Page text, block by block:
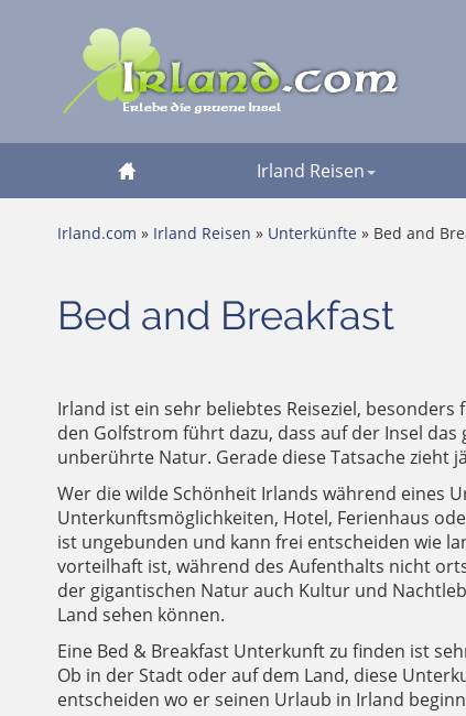
Irland Reisen
Irland.com » Irland Reisen » Unterkünfte » Bed and
Bed and Breakfast
Irland ist ein sehr beliebtes Reiseziel,
den Golfstrom führt dazu, dass auf der Insel
unberührte Natur. Gerade diese Tatsache zieht
Wer die wilde Schönheit Irlands während eines
Unterkunftsmöglichkeiten, Hotel, Ferienhaus
ist ungebunden und kann frei entscheiden wie
vorteilhaft ist, während des Aufenthalts nicht
der gigantischen Natur auch Kultur und
Land sehen können.
Eine Bed & Breakfast Unterkunft zu finden ist
Ob in der Stadt oder auf dem Land, diese
entscheiden wo er seinen Urlaub in Irland